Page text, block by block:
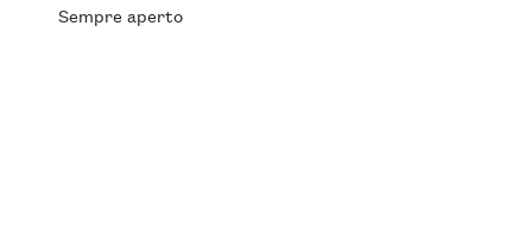
Sempre aperto